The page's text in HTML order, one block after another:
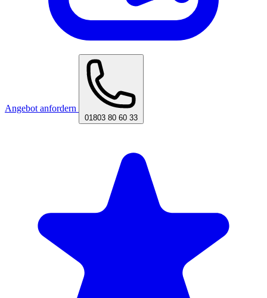
Angebot anfordern
01803 80 60 33